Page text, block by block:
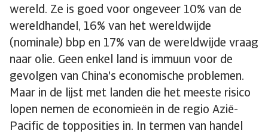
wereld. Ze is goed voor ongeveer 10% van de
wereldhandel, 16% van het wereldwijde
(nominale) bbp en 17% van de wereldwijde vraag
naar olie. Geen enkel land is immuun voor de
gevolgen van China's economische problemen.
Maar in de lijst met landen die het meeste risico
lopen nemen de economieën in de regio Azië-
Pacific de topposities in. In termen van handel